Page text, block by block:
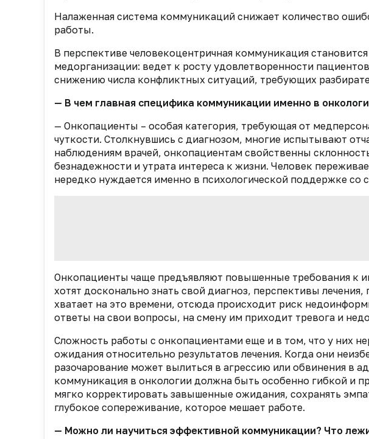
Налаженная система коммуникаций снижает количество
работы.
В перспективе человекоцентричная коммуникация
медорганизации: ведет к росту удовлетворенности
снижению числа конфликтных ситуаций, требующих
— В чем главная специфика коммуникации именно в
— Онкопациенты – особая категория, требующая от
чуткости. Столкнувшись с диагнозом, многие испытывают
наблюдениям врачей, онкопациентам свойственны
безнадежности и утрата интереса к жизни. Человек
нередко нуждается именно в психологической поддержке со
Онкопациенты чаще предъявляют повышенные требования к
хотят досконально знать свой диагноз, перспективы
хватает на это времени, отсюда происходит риск
ответы на свои вопросы, на смену им приходит тревога и
Сложность работы с онкопациентами еще и в том, что у них
ожидания относительно результатов лечения. Когда они
разочарование может вылиться в агрессию или обвинения в
коммуникация в онкологии должна быть особенно гибкой и
мягко корректировать завышенные ожидания, сохранять
глубокое сопереживание, которое мешает работе.
— Можно ли научиться эффективной коммуникации? Что